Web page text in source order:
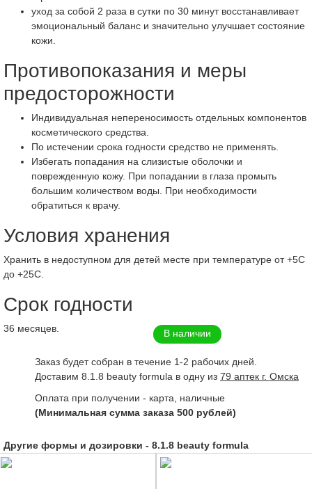
уход за собой 2 раза в сутки по 30 минут восстанавливает
эмоциональный баланс и значительно улучшает состояние
кожи.
Противопоказания и меры
предосторожности
Индивидуальная непереносимость отдельных компонентов
косметического средства.
По истечении срока годности средство не применять.
Избегать попадания на слизистые оболочки и
поврежденную кожу. При попадании в глаза промыть
большим количеством воды. При необходимости
обратиться к врачу.
Условия хранения
Хранить в недоступном для детей месте при температуре от +5С
до +25С.
Срок годности
36 месяцев. В наличии
Заказ будет собран в течение 1-2 рабочих дней.
Доставим 8.1.8 beauty formula в одну из 79 аптек г. Омска
Оплата при получении - карта, наличные
(Минимальная сумма заказа 500 рублей)
Другие формы и дозировки - 8.1.8 beauty formula